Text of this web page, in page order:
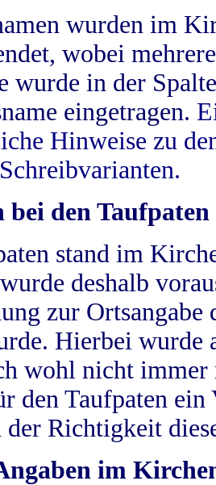
wurden im
wobei
wurde in der
eingetragen.
Hinweise zu
bei den Taufpaten
stand im
deshalb
zur
Hierbei wurde
wohl nicht
den Taufpaten
Richtigkeit
im